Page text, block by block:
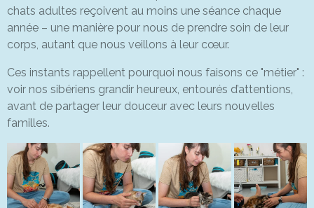
chats adultes reçoivent au moins une séance chaque
année – une manière pour nous de prendre soin de leur
corps, autant que nous veillons à leur cœur.
Ces instants rappellent pourquoi nous faisons ce "métier" :
voir nos sibériens grandir heureux, entourés d’attentions,
avant de partager leur douceur avec leurs nouvelles
familles.